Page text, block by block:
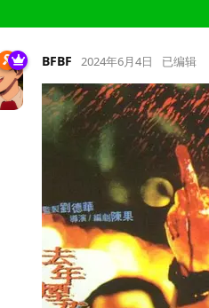
BFBF 2024年6月4日 已编辑